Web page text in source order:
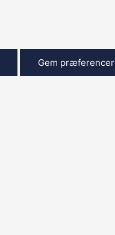
Gem præferencer